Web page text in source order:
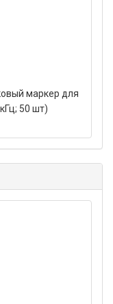
маркер для
50 шт)